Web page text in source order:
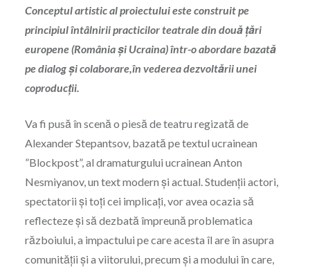
Conceptul artistic al proiectului este construit pe
principiul întâlnirii practicilor teatrale din două țări
europene (România și Ucraina) într-o abordare bazată
pe dialog și colaborare,în vederea dezvoltării unei
coproducții.
Va fi pusă în scenă o piesă de teatru regizată de
Alexander Stepantsov, bazată pe textul ucrainean
”Blockpost”, al dramaturgului ucrainean Anton
Nesmiyanov, un text modern și actual. Studenții actori,
spectatorii și toți cei implicați, vor avea ocazia să
reflecteze și să dezbată împreună problematica
războiului, a impactului pe care acesta îl are în asupra
comunității și a viitorului, precum și a modului în care,